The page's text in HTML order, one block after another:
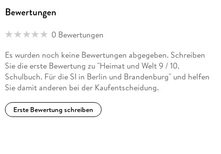
Bewertungen
0 Bewertungen
Es wurden noch keine Bewertungen abgegeben. Schreiben
Sie die erste Bewertung zu "Heimat und Welt 9 / 10.
Schulbuch. Für die SI in Berlin und Brandenburg" und helfen
Sie damit anderen bei der Kaufentscheidung.
Erste Bewertung schreiben